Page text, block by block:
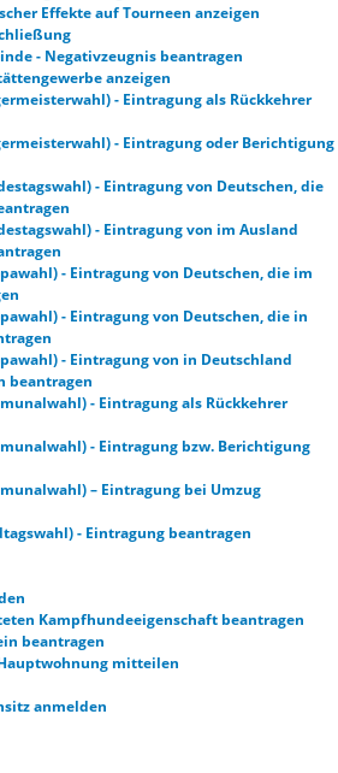
Effekte auf Tourneen anzeigen
- Negativzeugnis beantragen
anzeigen
- Eintragung als Rückkehrer
- Eintragung oder Berichtigung
- Eintragung von Deutschen, die
- Eintragung von im Ausland
- Eintragung von Deutschen, die im
- Eintragung von Deutschen, die in
- Eintragung von in Deutschland
beantragen
- Eintragung als Rückkehrer
- Eintragung bzw. Berichtigung
– Eintragung bei Umzug
- Eintragung beantragen
Kampfhundeeigenschaft beantragen
beantragen
mitteilen
anmelden